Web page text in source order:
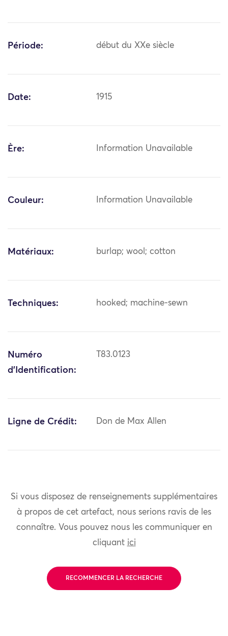
Période: début du XXe siècle
Date: 1915
Ère: Information Unavailable
Couleur: Information Unavailable
Matériaux: burlap; wool; cotton
Techniques: hooked; machine-sewn
Numéro
d'Identification:
T83.0123
Ligne de Crédit: Don de Max Allen
Si vous disposez de renseignements supplémentaires
à propos de cet artefact, nous serions ravis de les
connaître. Vous pouvez nous les communiquer en
cliquant ici
RECOMMENCER LA RECHERCHE